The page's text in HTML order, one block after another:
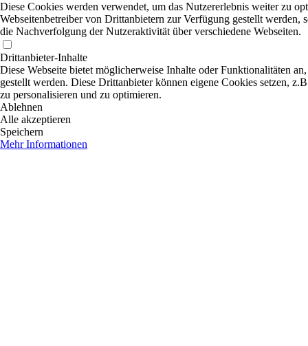
Diese Cookies werden verwendet, um das Nutzererlebnis weiter zu
Webseitenbetreiber von Drittanbietern zur Verfügung gestellt
die Nachverfolgung der Nutzeraktivität über verschiedene Webseiten.
Drittanbieter-Inhalte
Diese Webseite bietet möglicherweise Inhalte oder Funktionalitäten
gestellt werden. Diese Drittanbieter können eigene Cookies setzen,
zu personalisieren und zu optimieren.
Ablehnen
Alle akzeptieren
Speichern
Mehr Informationen